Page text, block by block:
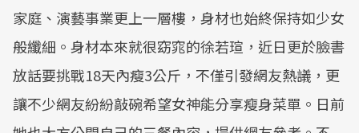
家庭、演藝事業更上一層樓，身材也始終保持如少女
般纖細。身材本來就很窈窕的徐若瑄，近日更於臉書
放話要挑戰18天內瘦3公斤，不僅引發網友熱議，更
讓不少網友紛紛敲碗希望女神能分享瘦身菜單。日前